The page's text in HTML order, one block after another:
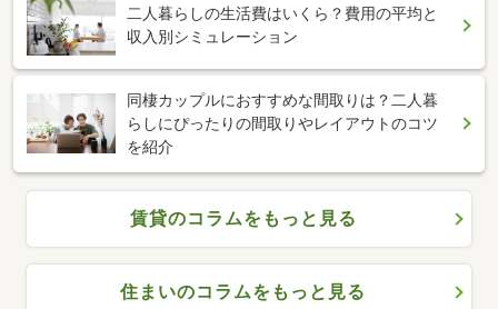
二人暮らしの生活費はいくら？費用の平均と
収入別シミュレーション
同棲カップルにおすすめな間取りは？二人暮
らしにぴったりの間取りやレイアウトのコツ
を紹介
賃貸のコラムをもっと見る
住まいのコラムをもっと見る